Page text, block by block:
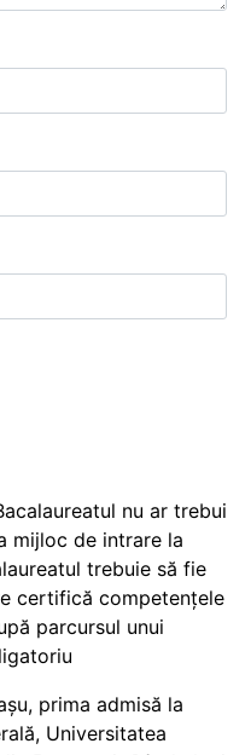
nu ar trebui
mijloc de intrare la
trebuie să fie
certifică competențele
parcursul unui
prima admisă la
Universitatea